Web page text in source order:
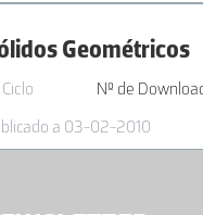
Geométricos
Nº de
a 03-02-2010